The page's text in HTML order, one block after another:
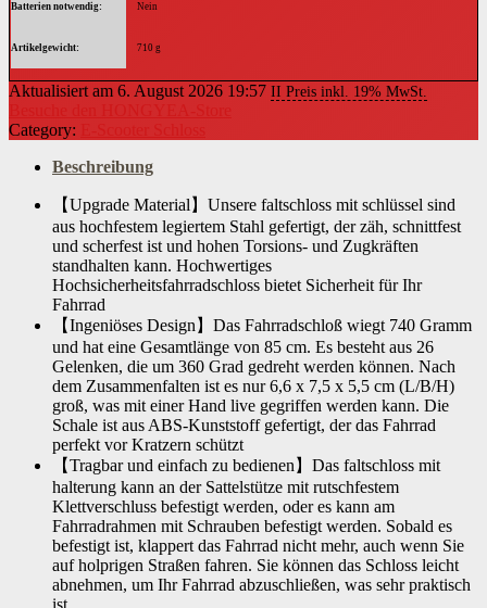
Batterien notwendig ‎Nein
Artikelgewicht ‎710 g
Aktualisiert am 6. August 2026 19:57 II Preis inkl. 19% MwSt.
Category:
Beschreibung
【Upgrade Material】Unsere faltschloss mit schlüssel sind
aus hochfestem legiertem Stahl gefertigt, der zäh, schnittfest
und scherfest ist und hohen Torsions- und Zugkräften
standhalten kann. Hochwertiges
Hochsicherheitsfahrradschloss bietet Sicherheit für Ihr
Fahrrad
【Ingeniöses Design】Das Fahrradschloß wiegt 740 Gramm
und hat eine Gesamtlänge von 85 cm. Es besteht aus 26
Gelenken, die um 360 Grad gedreht werden können. Nach
dem Zusammenfalten ist es nur 6,6 x 7,5 x 5,5 cm (L/B/H)
groß, was mit einer Hand live gegriffen werden kann. Die
Schale ist aus ABS-Kunststoff gefertigt, der das Fahrrad
perfekt vor Kratzern schützt
【Tragbar und einfach zu bedienen】Das faltschloss mit
halterung kann an der Sattelstütze mit rutschfestem
Klettverschluss befestigt werden, oder es kann am
Fahrradrahmen mit Schrauben befestigt werden. Sobald es
befestigt ist, klappert das Fahrrad nicht mehr, auch wenn Sie
auf holprigen Straßen fahren. Sie können das Schloss leicht
abnehmen, um Ihr Fahrrad abzuschließen, was sehr praktisch
ist